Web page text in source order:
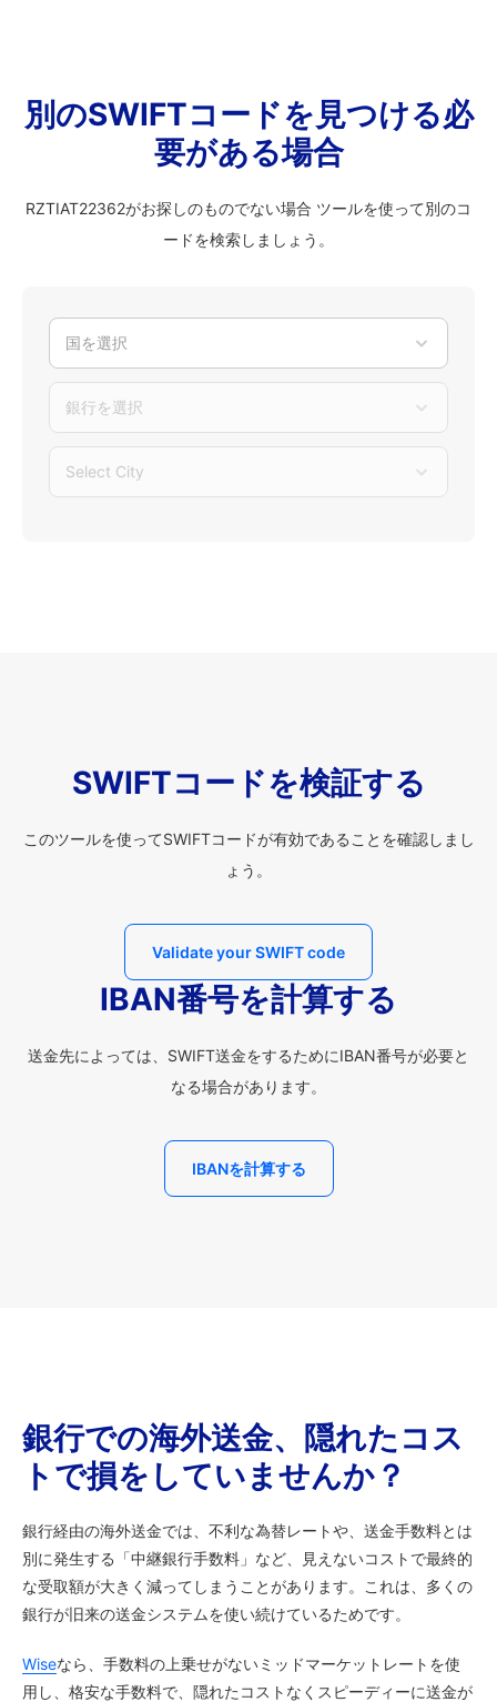
別のSWIFTコードを見つける必
要がある場合
RZTIAT22362がお探しのものでない場合 ツールを使って別のコ
ードを検索しましょう。
国を選択
銀行を選択
Select City
SWIFTコードを検証する
このツールを使ってSWIFTコードが有効であることを確認しまし
ょう。
Validate your SWIFT code
IBAN番号を計算する
送金先によっては、SWIFT送金をするためにIBAN番号が必要と
なる場合があります。
IBANを計算する
銀行での海外送金、隠れたコス
トで損をしていませんか？
銀行経由の海外送金では、不利な為替レートや、送金手数料とは
別に発生する「中継銀行手数料」など、見えないコストで最終的
な受取額が大きく減ってしまうことがあります。これは、多くの
銀行が旧来の送金システムを使い続けているためです。
Wiseなら、手数料の上乗せがないミッドマーケットレートを使
用し、格安な手数料で、隠れたコストなくスピーディーに送金が